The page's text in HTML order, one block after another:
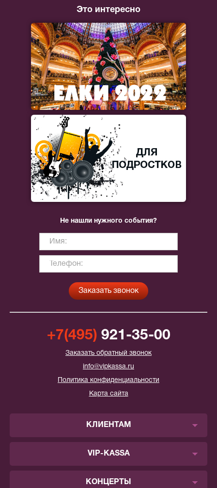
Это интересно
Не нашли нужного события?
+7(495) 921-35-00
Заказать обратный звонок
info@vipkassa.ru
Политика конфиденциальности
Карта сайта
КЛИЕНТАМ
VIP-KASSA
КОНЦЕРТЫ